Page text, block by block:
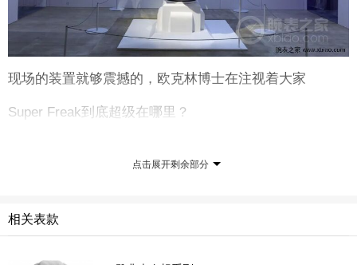
现场的装置就够震撼的，欧克林博士在注视着大家
Super Freak到底超级在哪里？
链腕表——两枚陀飞轮各自每60秒旋转一圈，飞行卡罗素
点击展开剩余部分
相关表款